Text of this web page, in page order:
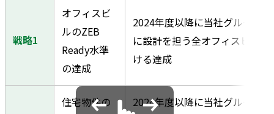
戦略1
オフィスビ
ルのZEB
Ready水準
の達成
2024年度以降に当社グループが
に設計を担う全オフィスビルに
ける達成
住宅物件の
2024年度以降に当社グループが